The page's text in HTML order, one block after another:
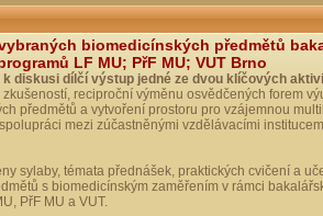
biomedicínských předmětů
LF MU; PřF MU; VUT Brno
k diskusi dílčí výstup jedné ze dvou klíčových
reciproční výměnu osvědčených forem
předmětů a vytvoření prostoru pro vzájemnou
mezi zúčastněnými vzdělávacími
sylaby, témata přednášek, praktických cvičení a
s biomedicínským zaměřením v rámci
PřF MU a VUT.